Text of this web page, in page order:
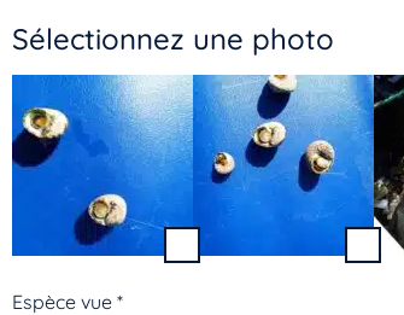
Sélectionnez une photo
Espèce vue *